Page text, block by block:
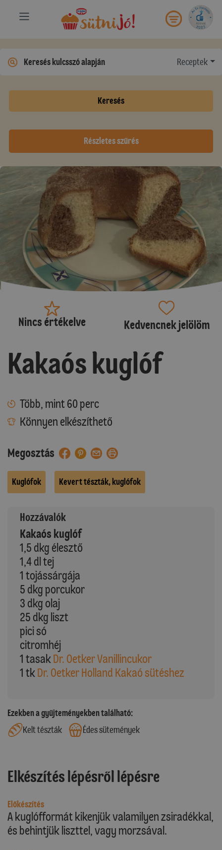
Receptek
Keresés
Részletes szűrés
Nincs értékelve Kedvencnek jelölöm
Kakaós kuglóf
Több, mint 60 perc
Könnyen elkészíthető
Megosztás
Kuglófok Kevert tészták, kuglófok
Hozzávalók
Kakaós kuglóf
1,5 dkg élesztő
1,4 dl tej
1 tojássárgája
5 dkg porcukor
3 dkg olaj
25 dkg liszt
pici só
citromhéj
1 tasak Dr. Oetker Vanillincukor
1 tk Dr. Oetker Holland Kakaó sütéshez
Ezekben a gyűjteményekben található:
Kelt tészták
Édes sütemények
Elkészítés lépésről lépésre
Előkészítés
A kuglófformát kikenjük valamilyen zsiradékkal,
és behintjük liszttel, vagy morzsával.